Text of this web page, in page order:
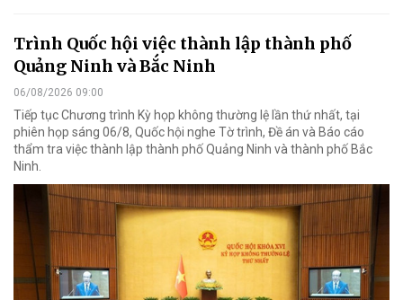
Trình Quốc hội việc thành lập thành phố
Quảng Ninh và Bắc Ninh
06/08/2026 09:00
Tiếp tục Chương trình Kỳ họp không thường lệ lần thứ nhất, tại
phiên họp sáng 06/8, Quốc hội nghe Tờ trình, Đề án và Báo cáo
thẩm tra việc thành lập thành phố Quảng Ninh và thành phố Bắc
Ninh.